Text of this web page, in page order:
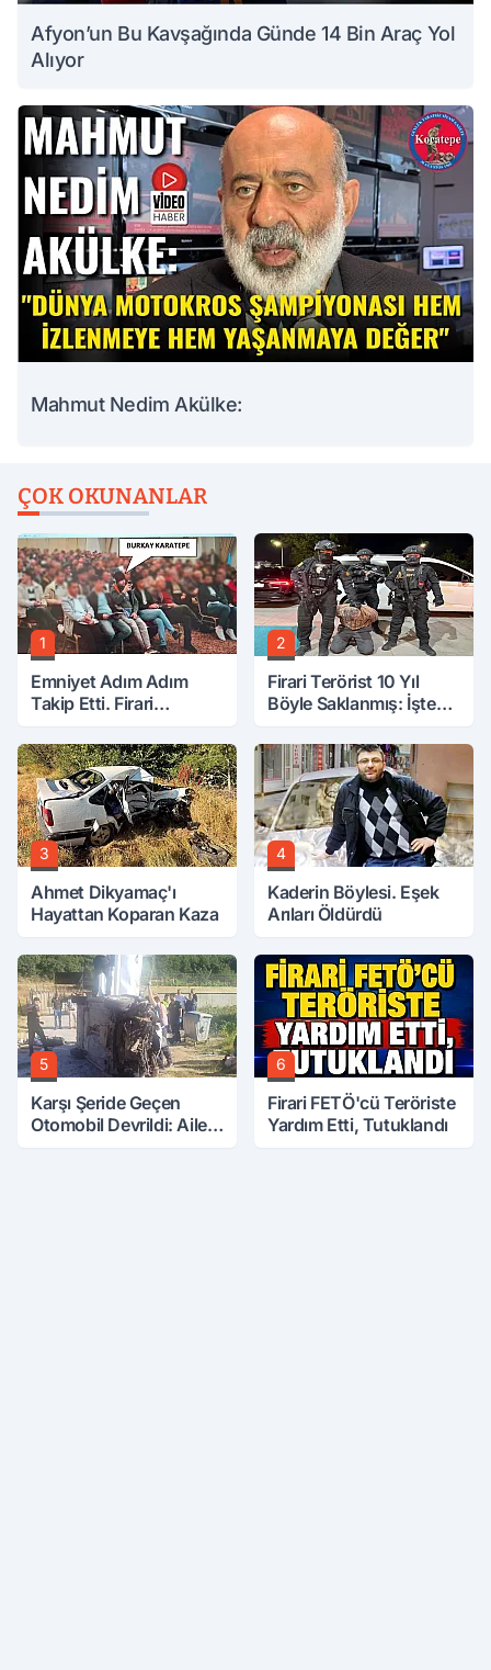
Afyon’un Bu Kavşağında Günde 14 Bin Araç Yol
Alıyor
Mahmut Nedim Akülke:
ÇOK OKUNANLAR
1
Emniyet Adım Adım
Takip Etti. Firari
Toplantıda Ele Verdi.
2
Firari Terörist 10 Yıl
Böyle Saklanmış: İşte
3
Ahmet Dikyamaç'ı
Hayattan Koparan Kaza
4
Kaderin Böylesi. Eşek
Arıları Öldürdü
5
Karşı Şeride Geçen
Otomobil Devrildi: Aile
6
Firari FETÖ'cü Teröriste
Yardım Etti, Tutuklandı